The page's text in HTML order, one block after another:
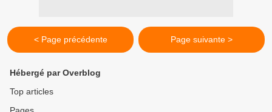
< Page précédente Page suivante >
Hébergé par Overblog
Top articles